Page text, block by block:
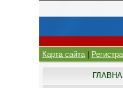
Карта сайта|